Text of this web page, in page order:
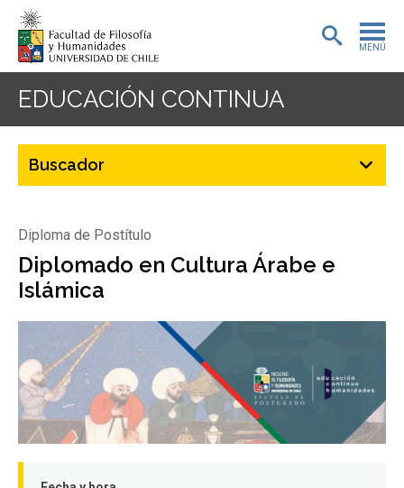
MENÚ
PORTADA
INVESTIGACIÓN
BIBLIOTECA
DEPARTAMENTOS
FACULTAD
EDUCACIÓN CONTINUA
Diploma de Postítulo
Diplomado en Cultura Árabe e
Islámica